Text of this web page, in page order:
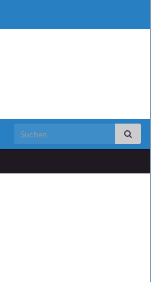
Search for: